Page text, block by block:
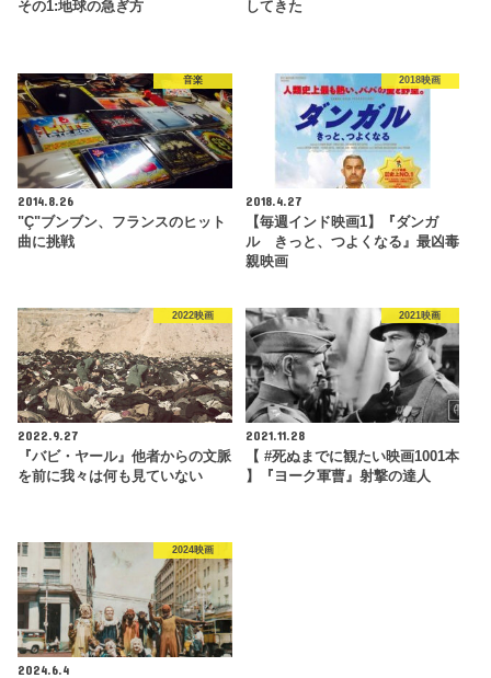
その1:地球の急ぎ方 してきた
音楽
2014.8.26
"Ç"ブンブン、フランスのヒット
曲に挑戦
2018映画
2018.4.27
【毎週インド映画1】『ダンガ
ル きっと、つよくなる』最凶毒
親映画
2022映画
2022.9.27
『バビ・ヤール』他者からの文脈
を前に我々は何も見ていない
2021映画
2021.11.28
【 #死ぬまでに観たい映画1001本
】『ヨーク軍曹』射撃の達人
2024映画
2024.6.4